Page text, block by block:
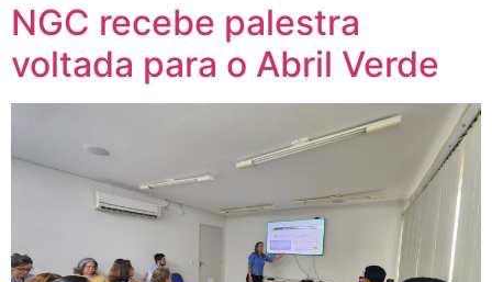
NGC recebe palestra
voltada para o Abril Verde